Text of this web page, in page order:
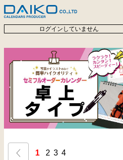
ログインしていません
1 2 3 4